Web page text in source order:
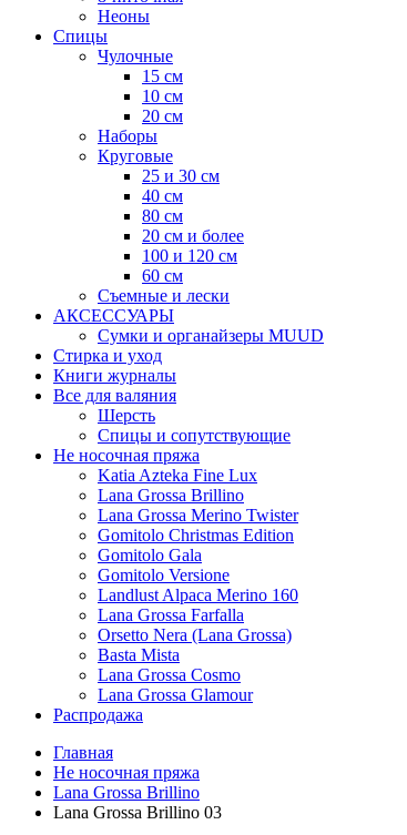
Неоны
Спицы
Чулочные
15 см
10 см
20 см
Наборы
Круговые
25 и 30 см
40 см
80 см
20 см и более
100 и 120 см
60 см
Съемные и лески
АКСЕССУАРЫ
Сумки и органайзеры MUUD
Стирка и уход
Книги журналы
Все для валяния
Шерсть
Спицы и сопутствующие
Не носочная пряжа
Katia Azteka Fine Lux
Lana Grossa Brillino
Lana Grossa Merino Twister
Gomitolo Christmas Edition
Gomitolo Gala
Gomitolo Versione
Landlust Alpaca Merino 160
Lana Grossa Farfalla
Orsetto Nera (Lana Grossa)
Basta Mista
Lana Grossa Cosmo
Lana Grossa Glamour
Распродажа
Главная
Не носочная пряжа
Lana Grossa Brillino
Lana Grossa Brillino 03